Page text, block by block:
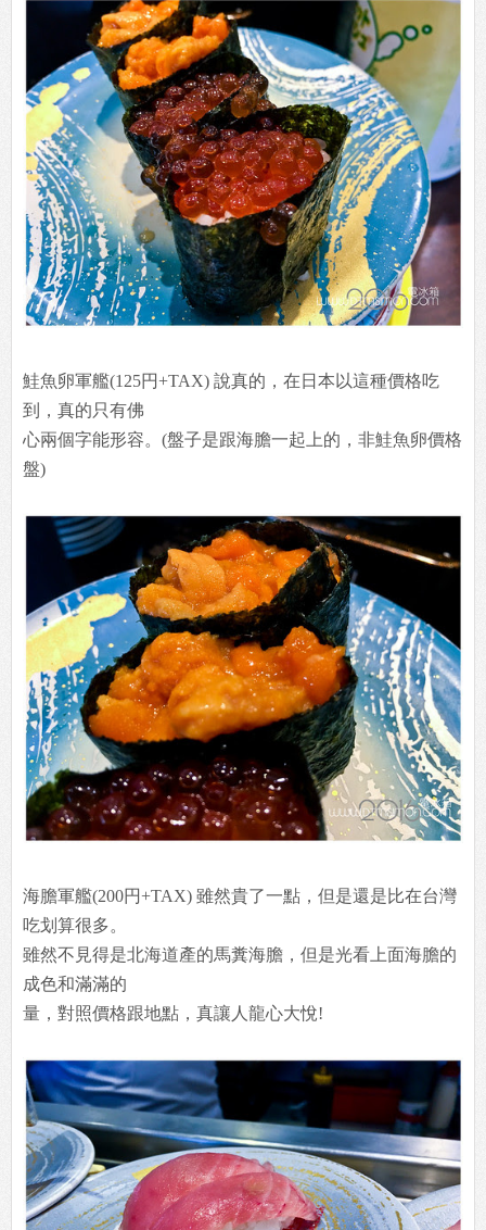
鮭魚卵軍艦(125円+TAX) 說真的，在日本以這種價格吃
到，真的只有佛
心兩個字能形容。(盤子是跟海膽一起上的，非鮭魚卵價格
盤)
海膽軍艦(200円+TAX) 雖然貴了一點，但是還是比在台灣
吃划算很多。
雖然不見得是北海道產的馬糞海膽，但是光看上面海膽的
成色和滿滿的
量，對照價格跟地點，真讓人龍心大悅!